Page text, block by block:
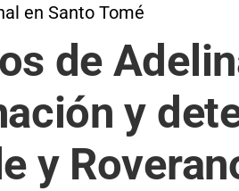
en Santo Tomé
de
y
y